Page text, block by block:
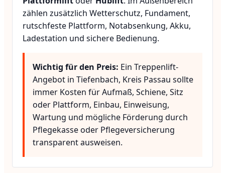
zählen zusätzlich Wetterschutz, Fundament,
rutschfeste Plattform, Notabsenkung, Akku,
Ladestation und sichere Bedienung.
Wichtig für den Preis: Ein Treppenlift-
Angebot in Tiefenbach, Kreis Passau sollte
immer Kosten für Aufmaß, Schiene, Sitz
oder Plattform, Einbau, Einweisung,
Wartung und mögliche Förderung durch
Pflegekasse oder Pflegeversicherung
transparent ausweisen.